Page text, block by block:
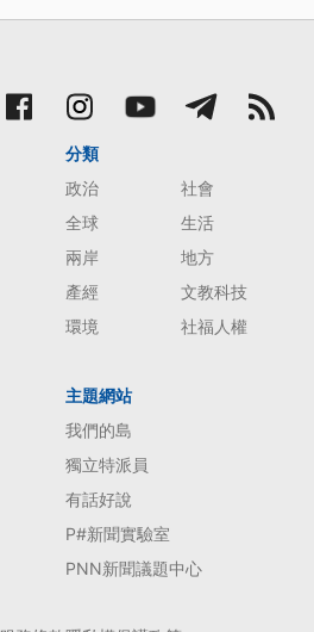
分類
政治
社會
全球
生活
兩岸
地方
產經
文教科技
環境
社福人權
主題網站
我們的島
獨立特派員
有話好說
P#新聞實驗室
PNN新聞議題中心